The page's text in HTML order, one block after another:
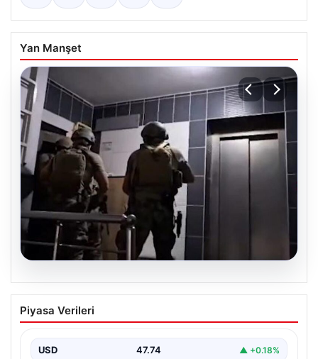
Yan Manşet
07.08.2026
Elazığ’da İntihar Mektubu Üzerinden
Ortaya Çıkan Tefecilik Operasyonu:
Elazığ’da tefecilere borçlandığı iddiasıyla yaşamına son
Piyasa Verileri
USD 47.74 ▲ +0.18%